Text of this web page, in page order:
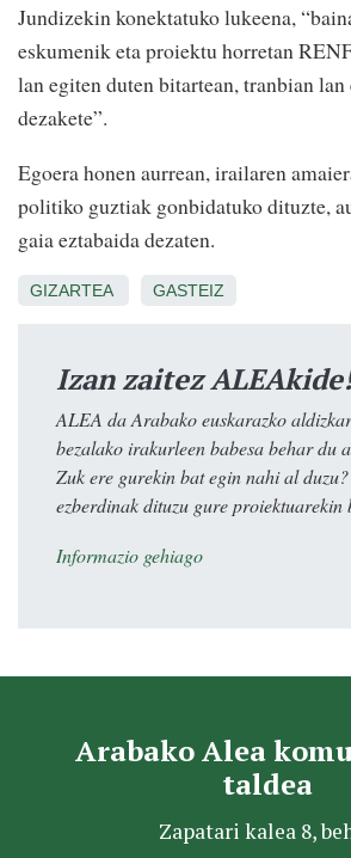
Jundizekin konektatuko lukeena,
eskumenik eta proiektu horretan
lan egiten duten bitartean, tranbian
dezakete”.
Egoera honen aurrean, irailaren
politiko guztiak gonbidatuko dituzte,
gaia eztabaida dezaten.
GIZARTEA GASTEIZ
Izan zaitez ALEAkide!
ALEA da Arabako euskarazko
bezalako irakurleen babesa behar du
Zuk ere gurekin bat egin nahi al
ezberdinak dituzu gure proiektuarekin
Informazio gehiago
Arabako Alea
taldea
Zapatari kalea 8,